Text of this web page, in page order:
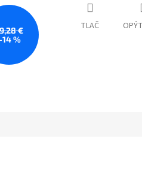
€
%
TLAČ